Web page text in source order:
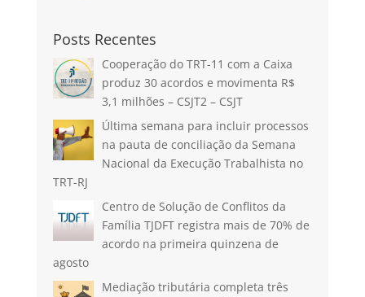
Posts Recentes
Cooperação do TRT-11 com a Caixa
produz 30 acordos e movimenta R$
3,1 milhões – CSJT2 – CSJT
Última semana para incluir processos
na pauta de conciliação da Semana
Nacional da Execução Trabalhista no
TRT-RJ
Centro de Solução de Conflitos da
Família TJDFT registra mais de 70% de
acordo na primeira quinzena de
agosto
Mediação tributária completa três